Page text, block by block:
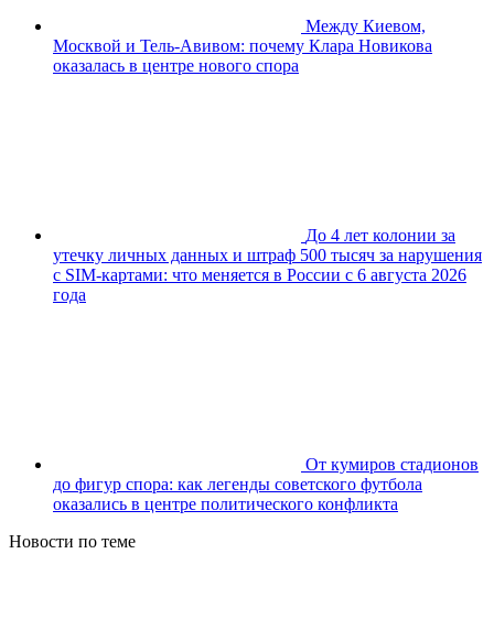
Между Киевом,
Москвой и Тель-Авивом: почему Клара Новикова
оказалась в центре нового спора
До 4 лет колонии за
утечку личных данных и штраф 500 тысяч за нарушения
с SIM-картами: что меняется в России с 6 августа 2026
года
От кумиров стадионов
до фигур спора: как легенды советского футбола
оказались в центре политического конфликта
Новости по теме